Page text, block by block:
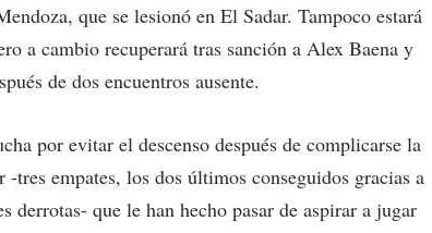
que se lesionó en El Sadar. Tampoco estará
a cambio recuperará tras sanción a Alex Baena y
de dos encuentros ausente.
por evitar el descenso después de complicarse la
tres empates, los dos últimos conseguidos gracias a
que le han hecho pasar de aspirar a jugar